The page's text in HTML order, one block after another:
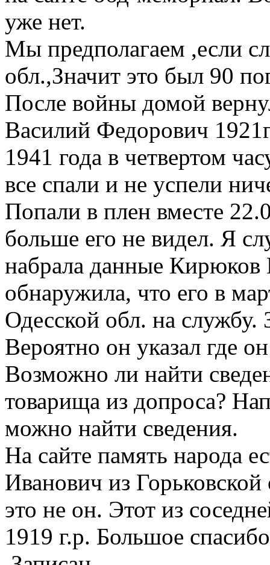
уже нет.
Мы предполагаем ,если
обл.,Значит это был 90
После войны домой
Василий Федорович
1941 года в четвертом
все спали и не успели
Попали в плен вместе
больше его не видел. Я
набрала данные
обнаружила, что его в
Одесской обл. на службу.
Вероятно он указал где
Возможно ли найти
товарища из допроса?
можно найти сведения.
На сайте память народа
Иванович из
это не он. Этот из
1919 г.р. Большое